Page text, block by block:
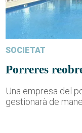
SOCIETAT
Porreres
Una empresa del
gestionarà de